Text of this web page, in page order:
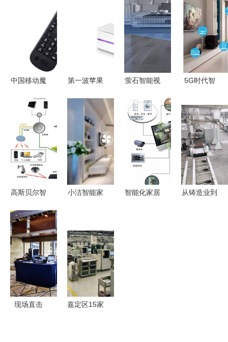
中国移动魔
顶盒
CM201-2
连接4K视
界，开启智
能生活新篇
第一波苹果
能家居产品
来袭 开启
智能生活新
篇章
萤石智能视
人RS1荣
膺“红星奖”
以卓越设计
引领智能清
洁新体验
5G时代智
革 从连接
到无感智能
的飞跃
高斯贝尔智
造未来生活
的智能设备
新篇章
小洁智能家
技钥匙
智能化家居
从铸造业到
现场直击
嘉定区15家